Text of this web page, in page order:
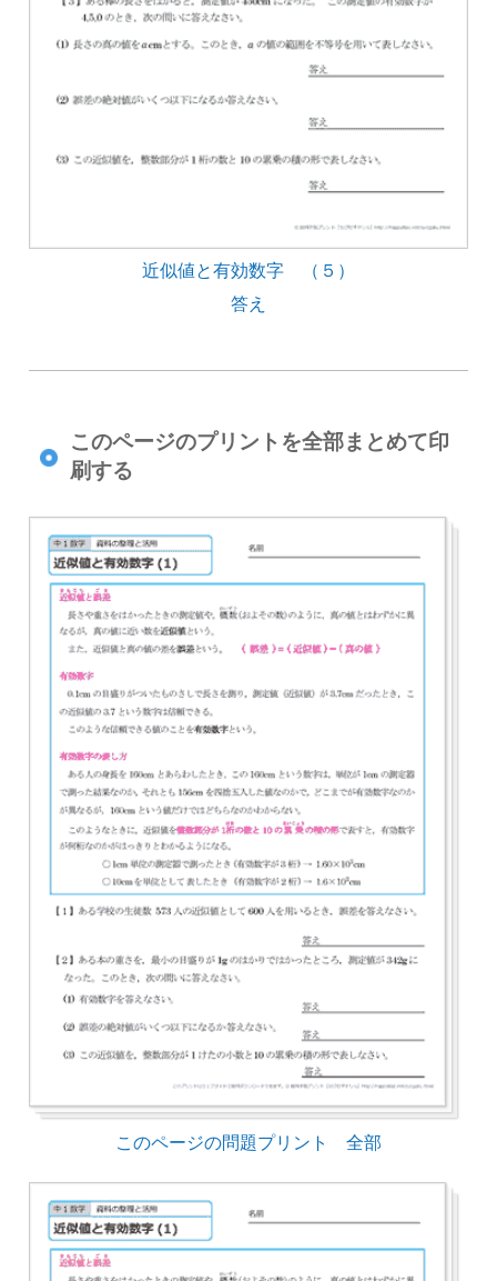
近似値と有効数字 （５）
答え
このページのプリントを全部まとめて印
刷する
このページの問題プリント 全部